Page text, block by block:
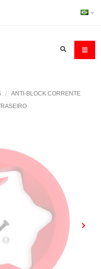
ANTI-BLOCK CORRENTE